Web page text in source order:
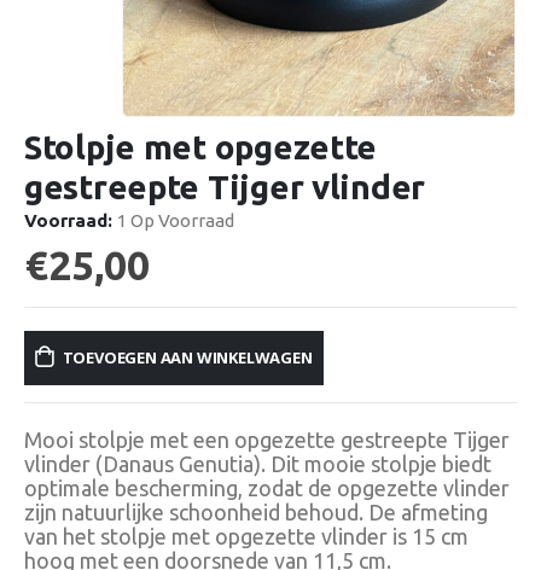
Stolpje met opgezette
gestreepte Tijger vlinder
Voorraad: 1 Op Voorraad
€25,00
TOEVOEGEN AAN WINKELWAGEN
Mooi stolpje met een opgezette gestreepte Tijger
vlinder (Danaus Genutia). Dit mooie stolpje biedt
optimale bescherming, zodat de opgezette vlinder
zijn natuurlijke schoonheid behoud. De afmeting
van het stolpje met opgezette vlinder is 15 cm
hoog met een doorsnede van 11,5 cm.